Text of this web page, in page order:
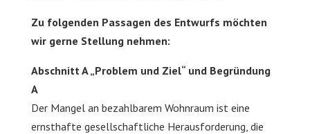
Zu folgenden Passagen des Entwurfs möchten
wir gerne Stellung nehmen:
Abschnitt A „Problem und Ziel“ und Begründung
A
Der Mangel an bezahlbarem Wohnraum ist eine
ernsthafte gesellschaftliche Herausforderung, die